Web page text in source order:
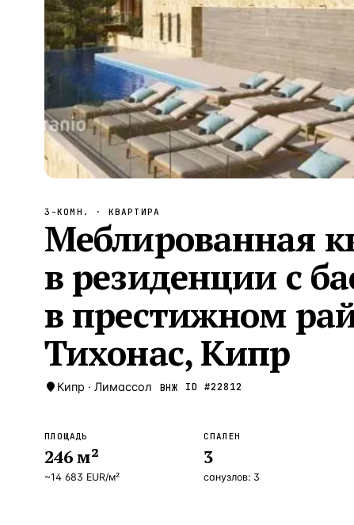
Алания —Локация
Бангкок —Локация
Новороссийск —Локация
Стамбул —Локация
Анталия Локация
3-КОМН. · КВАРТИРА
Меблированная
в резиденции с
в престижном
Тихонас, Кипр
Кипр · Лимассол ВНЖ ID #22812
ПЛОЩАДЬ
246м²
~14 683 EUR/м²
СПАЛЕН
3
санузлов: 3